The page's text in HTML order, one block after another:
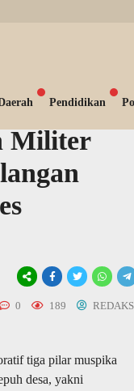
Pendidikan
Militer
0 189
tiga pilar muspika
desa, yakni